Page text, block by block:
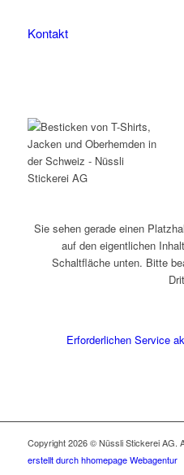
Kontakt
Sie sehen gerade einen
auf den eigentlichen
Schaltfläche unten. Bitte
Erforderlichen Service
Copyright 2026 © Nüssli Stickerei AG.
erstellt durch hhomepage Webagentur